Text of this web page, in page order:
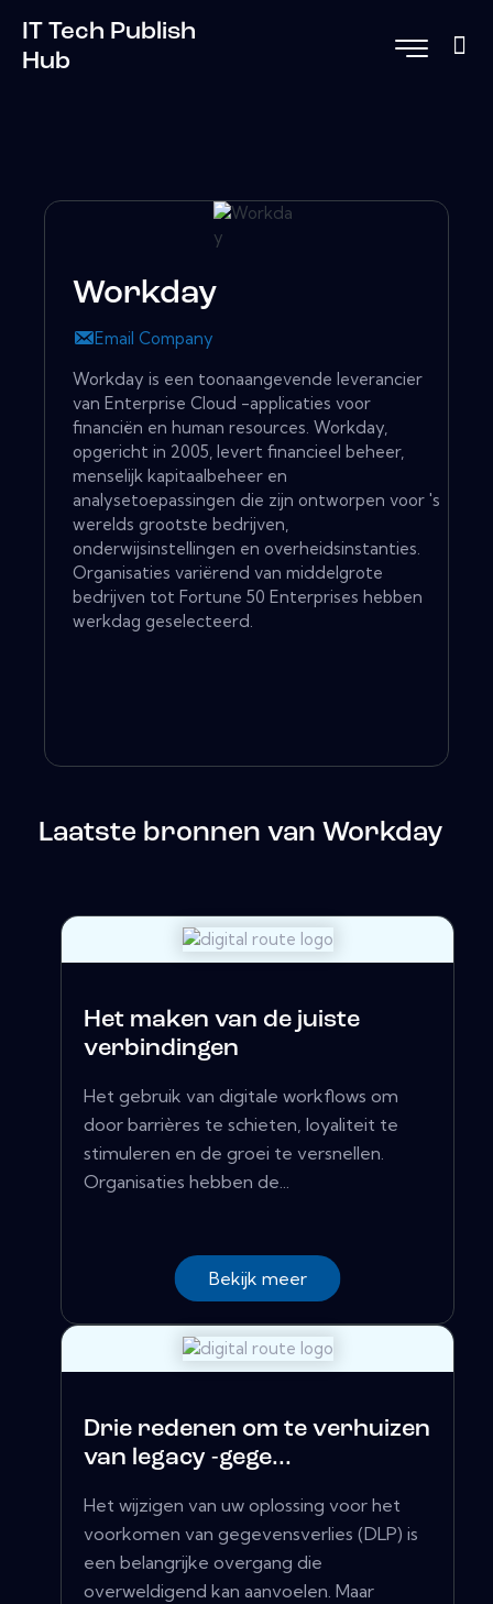
IT Tech Publish
Hub
Workday
Email Company
Workday is een toonaangevende leverancier
van Enterprise Cloud -applicaties voor
financiën en human resources. Workday,
opgericht in 2005, levert financieel beheer,
menselijk kapitaalbeheer en
analysetoepassingen die zijn ontworpen voor 's
werelds grootste bedrijven,
onderwijsinstellingen en overheidsinstanties.
Organisaties variërend van middelgrote
bedrijven tot Fortune 50 Enterprises hebben
werkdag geselecteerd.
Laatste bronnen van Workday
Het maken van de juiste
verbindingen
Het gebruik van digitale workflows om
door barrières te schieten, loyaliteit te
stimuleren en de groei te versnellen.
Organisaties hebben de...
Bekijk meer
Drie redenen om te verhuizen
van legacy -gege...
Het wijzigen van uw oplossing voor het
voorkomen van gegevensverlies (DLP) is
een belangrijke overgang die
overweldigend kan aanvoelen. Maar